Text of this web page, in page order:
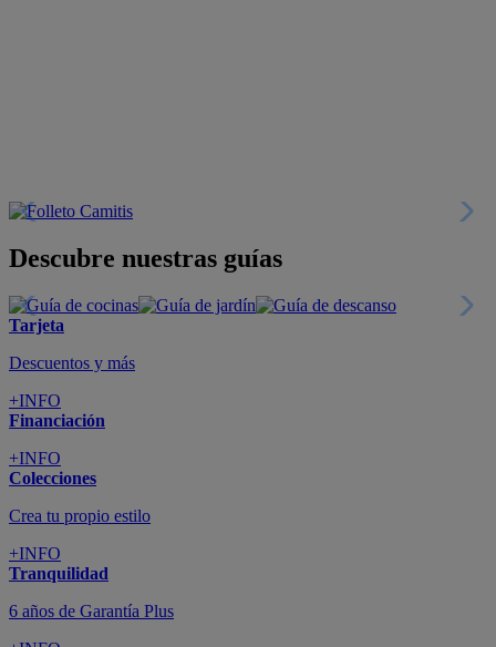
Descubre nuestras guías
Tarjeta
Descuentos y más
+INFO
Financiación
+INFO
Colecciones
Crea tu propio estilo
+INFO
Tranquilidad
6 años de Garantía Plus